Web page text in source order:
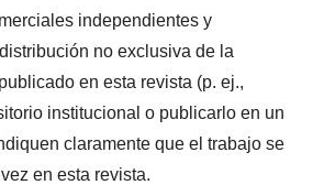
independientes y
no exclusiva de la
en esta revista (p. ej.,
institucional o publicarlo en un
claramente que el trabajo se
en esta revista.